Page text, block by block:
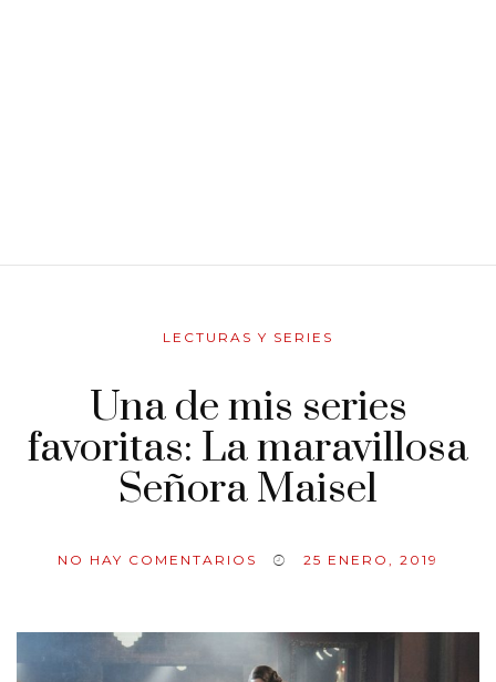
LECTURAS Y SERIES
Una de mis series
favoritas: La maravillosa
Señora Maisel
NO HAY COMENTARIOS 25 ENERO, 2019